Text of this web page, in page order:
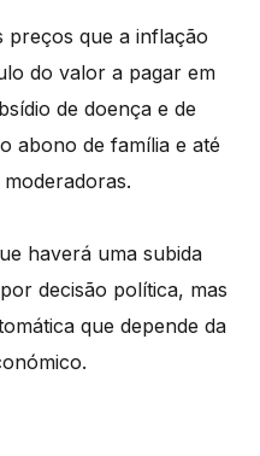
preços que a inflação
do valor a pagar em
de doença e de
abono de família e até
haverá uma subida
decisão política, mas
que depende da